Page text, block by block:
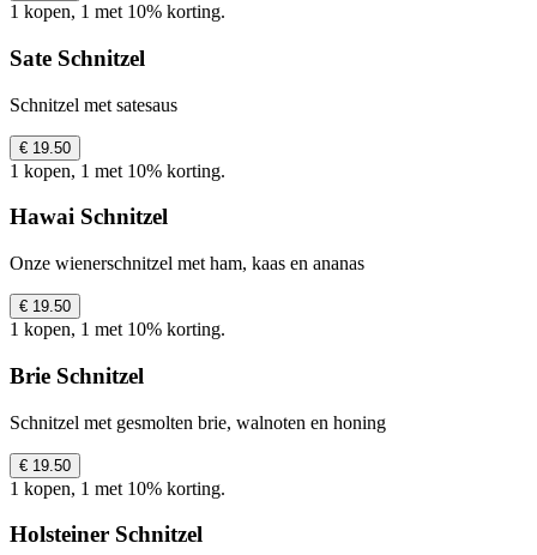
1 kopen, 1 met 10% korting.
Sate Schnitzel
Schnitzel met satesaus
€ 19.50
1 kopen, 1 met 10% korting.
Hawai Schnitzel
Onze wienerschnitzel met ham, kaas en ananas
€ 19.50
1 kopen, 1 met 10% korting.
Brie Schnitzel
Schnitzel met gesmolten brie, walnoten en honing
€ 19.50
1 kopen, 1 met 10% korting.
Holsteiner Schnitzel